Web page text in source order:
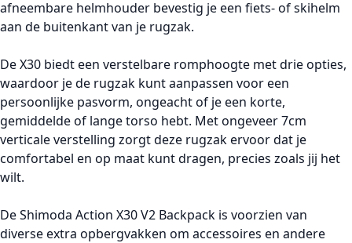
afneembare helmhouder bevestig je een fiets- of skihelm
aan de buitenkant van je rugzak.
De X30 biedt een verstelbare romphoogte met drie opties,
waardoor je de rugzak kunt aanpassen voor een
persoonlijke pasvorm, ongeacht of je een korte,
gemiddelde of lange torso hebt. Met ongeveer 7cm
verticale verstelling zorgt deze rugzak ervoor dat je
comfortabel en op maat kunt dragen, precies zoals jij het
wilt.
De Shimoda Action X30 V2 Backpack is voorzien van
diverse extra opbergvakken om accessoires en andere